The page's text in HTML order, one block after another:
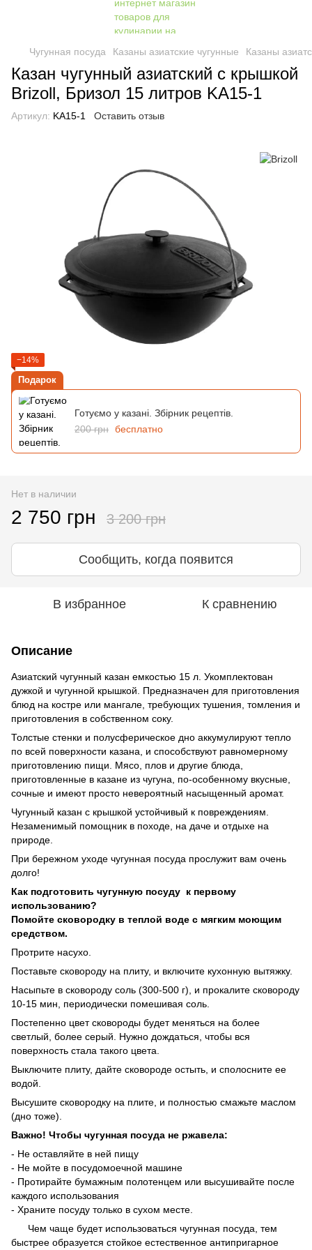
Чугунная посуда Казаны азиатские чугунные Казаны
Казан чугунный азиатский с крышкой
Brizoll, Бризол 15 литров KA15-1
Артикул: KA15-1 Оставить отзыв
−14%
Подарок
Готуємо у казані. Збірник рецептів.
200 грн бесплатно
Нет в наличии
2 750 грн 3 200 грн
Сообщить, когда появится
В избранное К сравнению
Описание
Азиатский чугунный казан емкостью 15 л. Укомплектован
дужкой и чугунной крышкой. Предназначен для приготовления
блюд на костре или мангале, требующих тушения, томления и
приготовления в собственном соку.
Толстые стенки и полусферическое дно аккумулируют тепло
по всей поверхности казана, и способствуют равномерному
приготовлению пищи. Мясо, плов и другие блюда,
приготовленные в казане из чугуна, по-особенному вкусные,
сочные и имеют просто невероятный насыщенный аромат.
Чугунный казан с крышкой устойчивый к повреждениям.
Незаменимый помощник в походе, на даче и отдыхе на
природе.
При бережном уходе чугунная посуда прослужит вам очень
долго!
Как подготовить чугунную посуду к первому
использованию?
Помойте сковородку в теплой воде с мягким моющим
средством.
Протрите насухо.
Поставьте сковороду на плиту, и включите кухонную вытяжку.
Насыпьте в сковороду соль (300-500 г), и прокалите сковороду
10-15 мин, периодически помешивая соль.
Постепенно цвет сковороды будет меняться на более
светлый, более серый. Нужно дождаться, чтобы вся
поверхность стала такого цвета.
Выключите плиту, дайте сковороде остыть, и сполосните ее
водой.
Высушите сковородку на плите, и полностью смажьте маслом
(дно тоже).
Важно! Чтобы чугунная посуда не ржавела:
- Не оставляйте в ней пищу
- Не мойте в посудомоечной машине
- Протирайте бумажным полотенцем или высушивайте после
каждого использования
- Храните посуду только в сухом месте.
Чем чаще будет использоваться чугунная посуда, тем
быстрее образуется стойкое естественное антипригарное